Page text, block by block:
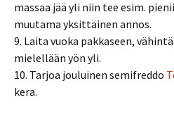
massaa jää yli niin tee esim.
muutama yksittäinen annos.
9. Laita vuoka pakkaseen,
mielellään yön yli.
10. Tarjoa jouluinen semifreddo
kera.